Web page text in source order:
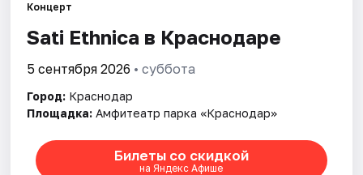
Площадки
Рейтинги
Концерт
Sati Ethnica в Краснодаре
5 сентября 2026 • суббота
Город: Краснодар
Площадка: Амфитеатр парка «Краснодар»
Билеты со скидкой
на Яндекс Афише